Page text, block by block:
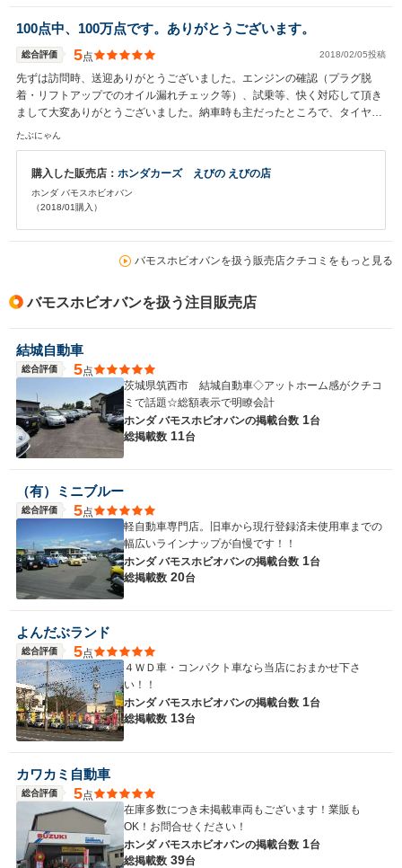
100点中、100万点です。ありがとうございます。
総合評価 5点 2018/02/05投稿
先ずは訪問時、送迎ありがとうございました。エンジンの確認（プラグ脱
着・リフトアップでのオイル漏れチェック等）、試乗等、快く対応して頂き
まして大変ありがとうございました。納車時も主だったところで、タイヤ、
ワイパー、プラグ、バッテリー、ウォッシャー液、オイル、ブレーキパッド
華屋さん旨かったので、また機会があれば覗いてみたいと思います。またLE
Dバルブと新品のケンウッドのデッキを頂きました。バルブについては即交
換しましたが、デッキについては既存デッキが上等過ぎてもったいないの
で、まだ交換しておりません。CDMDデッキ（2006年製）なのにCDに落と
eなら）なので、あれで十分です。要求は満足しております。本当にありが
さ、モノと価格のバランスのよさです。40万以内でアクティ、バモスホビオ
が印象的でした。状態の確認をさせて頂けたのもきっかけでした。余談です
が、クリーニングが行き届いてましたので、禁煙車になっております。どこ
かにピットインしないと喫煙できなくなったのが今イチ不便になったとこで
す。
たぶにゃん
購入した販売店： ホンダカーズ えびの えびの店
ホンダ バモスホビオバン
（2018/01購入）
バモスホビオバンを扱う販売店クチコミをもっと見る
バモスホビオバンを扱う注目販売店
結城自動車
総合評価 5点
茨城県筑西市 結城自動車◇アットホーム感がクチコ
ミで話題☆総額表示で明瞭会計
ホンダ バモスホビオバンの掲載台数 1台
総掲載数 11台
（有）ミニブルー
総合評価 5点
軽自動車専門店。旧車から現行登録済未使用車までの
幅広いラインナップが自慢です！！
ホンダ バモスホビオバンの掲載台数 1台
総掲載数 20台
よんだぶランド
総合評価 5点
４ＷＤ車・コンパクト車なら当店におまかせ下さ
い！！
ホンダ バモスホビオバンの掲載台数 1台
総掲載数 13台
カワカミ自動車
総合評価 5点
在庫多数につき未掲載車両もございます！業販も
OK！お問合せください！
ホンダ バモスホビオバンの掲載台数 1台
総掲載数 39台